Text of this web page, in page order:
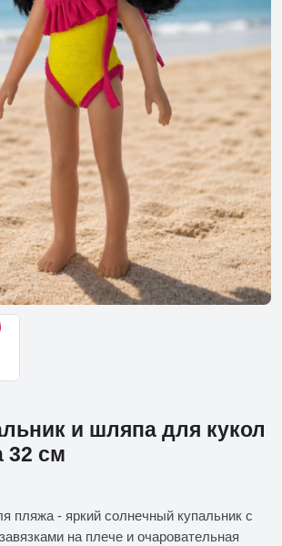
и шляпа для кукол
32 см
пляжа - яркий солнечный купальник с
на плече и очаровательная